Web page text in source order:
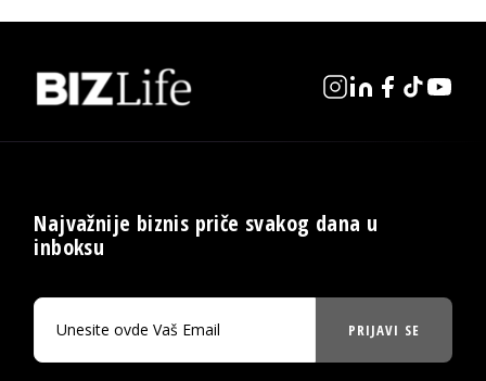
Najvažnije biznis priče svakog dana u
inboksu
PRIJAVI SE